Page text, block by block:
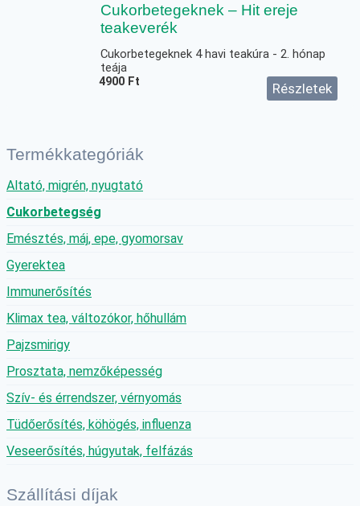
Cukorbetegeknek – Hit ereje
teakeverék
Cukorbetegeknek 4 havi teakúra - 2. hónap
teája
4900 Ft Részletek
Termékkategóriák
Altató, migrén, nyugtató
Cukorbetegség
Emésztés, máj, epe, gyomorsav
Gyerektea
Immunerősítés
Klimax tea, változókor, hőhullám
Pajzsmirigy
Prosztata, nemzőképesség
Szív- és érrendszer, vérnyomás
Tüdőerősítés, köhögés, influenza
Veseerősítés, húgyutak, felfázás
Szállítási díjak